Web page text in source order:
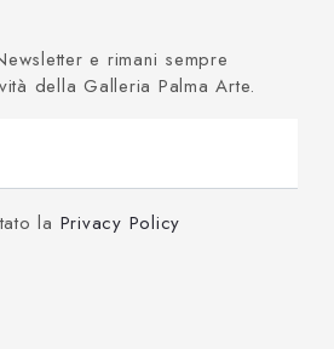
e rimani sempre
della Galleria Palma Arte.
la Privacy Policy